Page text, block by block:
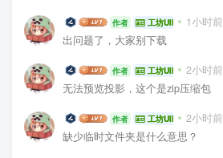
生电大佬 作者 工坊UID:104936
1小时前
出问题了，大家别下载
生电大佬 作者 工坊UID:104936
2小时前
无法预览投影，这个是zip压缩包
生电大佬 作者 工坊UID:104936
2小时前
缺少临时文件夹是什么意思？